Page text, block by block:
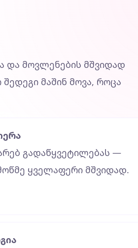
და მოვლენების მშვიდად
შედეგი მაშინ მოვა, როცა
გადაწყვეტილებას —
ყველაფერი მშვიდად.